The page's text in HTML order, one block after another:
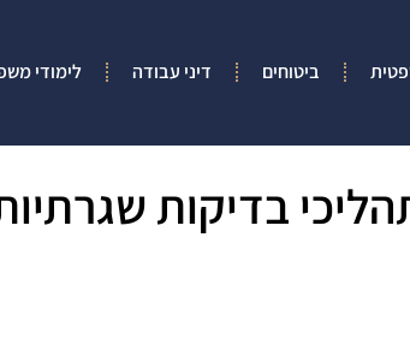
ביטוחים דיני עבודה לימודי
בדיקות